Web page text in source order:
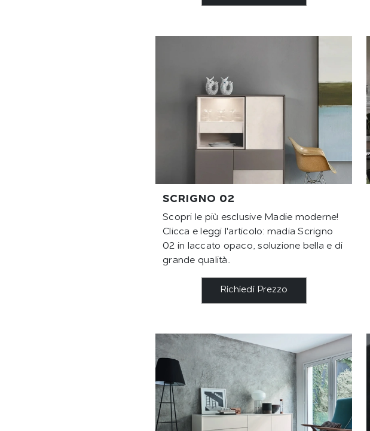
SCRIGNO 02
Scopri le più esclusive Madie moderne!
Clicca e leggi l'articolo: madia Scrigno
02 in laccato opaco, soluzione bella e di
grande qualità.
Richiedi Prezzo